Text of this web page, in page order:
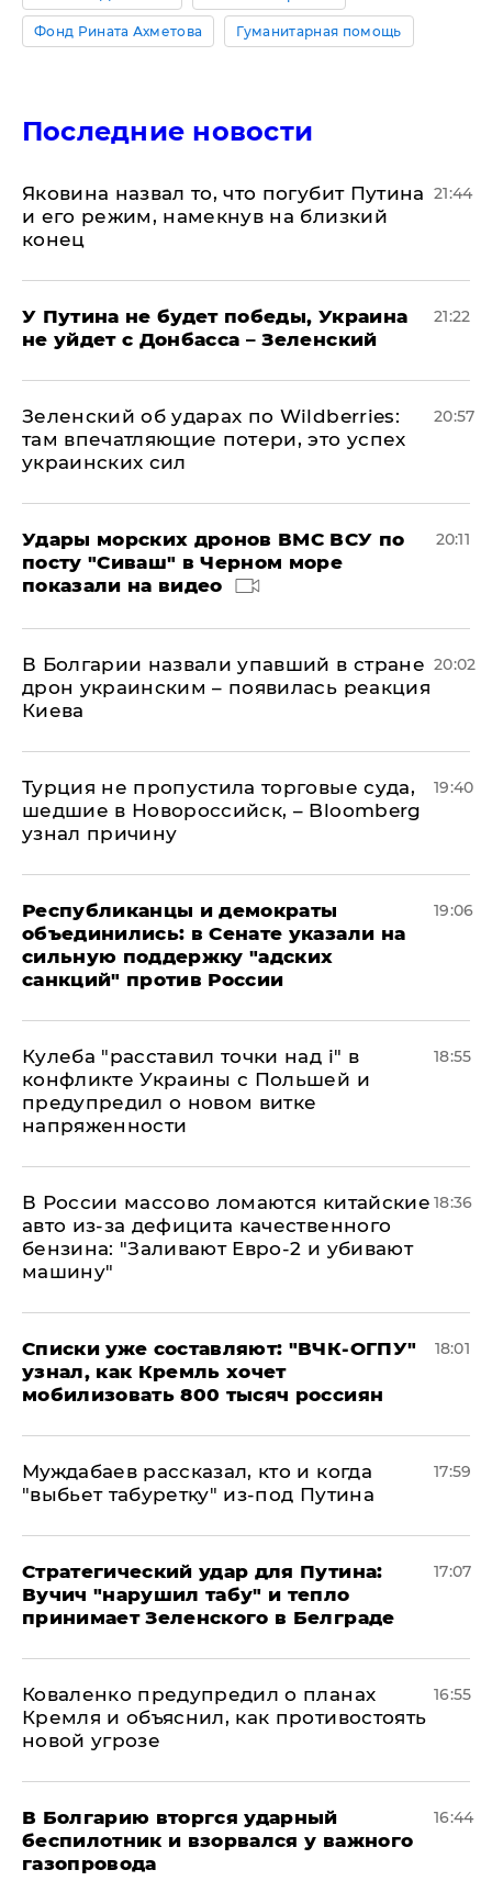
Фонд Рината Ахметова Гуманитарная помощь
Последние новости
Яковина назвал то, что погубит Путина
и его режим, намекнув на близкий
конец
21:44
У Путина не будет победы, Украина
не уйдет с Донбасса – Зеленский
21:22
Зеленский об ударах по Wildberries:
там впечатляющие потери, это успех
украинских сил
20:57
Удары морских дронов ВМС ВСУ по
посту "Сиваш" в Черном море
показали на видео
20:11
В Болгарии назвали упавший в стране
дрон украинским – появилась реакция
Киева
20:02
Турция не пропустила торговые суда,
шедшие в Новороссийск, – Bloomberg
узнал причину
19:40
Республиканцы и демократы
объединились: в Сенате указали на
сильную поддержку "адских
санкций" против России
19:06
Кулеба "расставил точки над і" в
конфликте Украины с Польшей и
предупредил о новом витке
напряженности
18:55
В России массово ломаются китайские
авто из-за дефицита качественного
бензина: "Заливают Евро-2 и убивают
машину"
18:36
Списки уже составляют: "ВЧК-ОГПУ"
узнал, как Кремль хочет
мобилизовать 800 тысяч россиян
18:01
Муждабаев рассказал, кто и когда
"выбьет табуретку" из-под Путина
17:59
Стратегический удар для Путина:
Вучич "нарушил табу" и тепло
принимает Зеленского в Белграде
17:07
Коваленко предупредил о планах
Кремля и объяснил, как противостоять
новой угрозе
16:55
В Болгарию вторгся ударный
беспилотник и взорвался у важного
газопровода
16:44